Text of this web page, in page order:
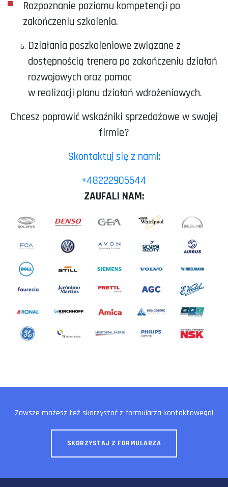
Rozpoznanie poziomu kompetencji po
zakończeniu szkolenia.
Działania poszkoleniowe związane z
dostępnością trenera po zakończeniu działań
rozwojowych oraz pomoc
w realizacji planu działań wdrożeniowych.
Chcesz poprawić wskaźniki sprzedażowe w swojej
firmie?
Skontaktuj się z nami:
+48222905544
ZAUFALI NAM:
Zawsze możesz też skorzystać z formularza kontaktowego!
SKORZYSTAJ Z FORMULARZA